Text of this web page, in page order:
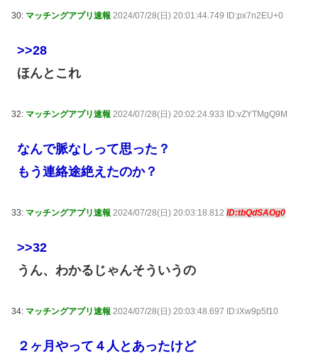
30: マッチングアプリ速報 2024/07/28(日) 20:01:44.749 ID:px7n2EU+0
>>28
ほんとこれ
32: マッチングアプリ速報 2024/07/28(日) 20:02:24.933 ID:vZYTMgQ9M
なんで脈なしって思った？
もう連絡途絶えたのか？
33: マッチングアプリ速報 2024/07/28(日) 20:03:18.812 ID:tbQdSAOg0
>>32
うん、わかるじゃんそういうの
34: マッチングアプリ速報 2024/07/28(日) 20:03:48.697 ID:iXw9p5f10
２ヶ月やって４人とあったけど